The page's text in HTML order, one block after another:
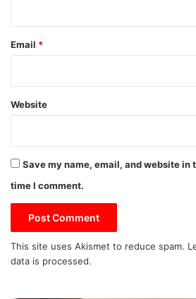
Email *
Website
Save my name, email, and website in
time I comment.
This site uses Akismet to reduce spam.
data is processed.